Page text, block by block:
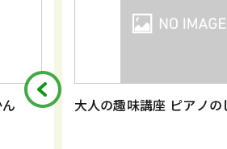
人の趣味講座 ピアノのじかん